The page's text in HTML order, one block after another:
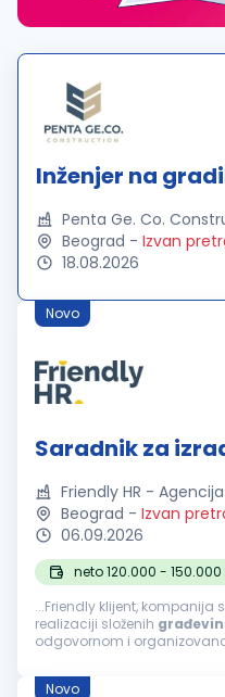
Inženjer na
Penta Ge. Co.
Beograd - Izvan
18.08.2026
Novo
Saradnik za
Friendly HR -
Beograd - Izvan
06.09.2026
neto 120.000 -
...Friendly klijent,
realizaciji složenih
odgovornom i
projektovanje...
Novo